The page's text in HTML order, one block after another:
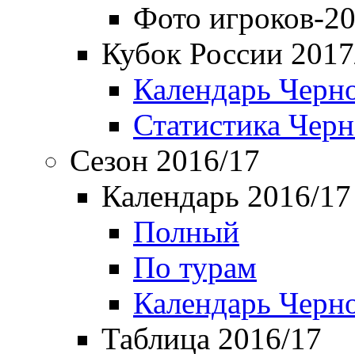
Фото игроков-
Кубок России
Календарь
Статистика
Сезон 2016/17
Календарь 2016/17
Полный
По турам
Календарь
Таблица 2016/17